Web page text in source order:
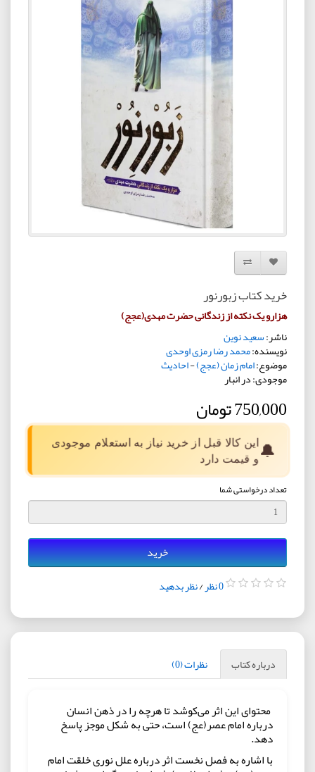
افزودن به لیست دلخواه
مقایسه این محصول
خرید کتاب زبورنور
هزارو یک نکته از زندگانی حضرت مهدی(عجج)
ناشر:سعید نوین
نویسنده:محمد رضا رمزی اوحدی
موضوع:امام زمان (عجج)-احادیث
موجودی: در انبار
750,000 تومان
🔔این کالا قبل از خرید نیاز به استعلام موجودی
و قیمت دارد
تعداد درخواستی شما
خرید
0 نظر /نظر بدهید
درباره کتاب نظرات (0)
محتوای این اثر می‌کوشد تا هرچه را در ذهن انسان
درباره امام عصر(عج) است، حتی به شکل موجز پاسخ
دهد.
با اشاره به فصل نخست اثر درباره علل نوری خلقت امام